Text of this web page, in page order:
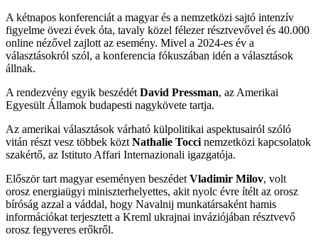
A kétnapos konferenciát a magyar és a nemzetközi sajtó intenzív
figyelme övezi évek óta, tavaly közel félezer résztvevővel és 40.000
online nézővel zajlott az esemény. Mivel a 2024-es év a
választásokról szól, a konferencia fókuszában idén a választások
állnak.
A rendezvény egyik beszédét David Pressman, az Amerikai
Egyesült Államok budapesti nagykövete tartja.
Az amerikai választások várható külpolitikai aspektusairól szóló
vitán részt vesz többek közt Nathalie Tocci nemzetközi kapcsolatok
szakértő, az Istituto Affari Internazionali igazgatója.
Először tart magyar eseményen beszédet Vladimir Milov, volt
orosz energiaügyi miniszterhelyettes, akit nyolc évre ítélt az orosz
bíróság azzal a váddal, hogy Navalnij munkatársaként hamis
információkat terjesztett a Kreml ukrajnai inváziójában résztvevő
orosz fegyveres erőkről.